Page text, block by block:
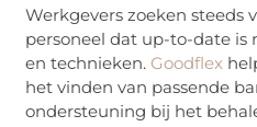
Werkgevers zoeken steeds
personeel dat up-to-date is
en technieken. Goodflex
het vinden van passende
ondersteuning bij het